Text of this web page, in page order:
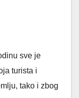
sve je
turista i
tako i zbog